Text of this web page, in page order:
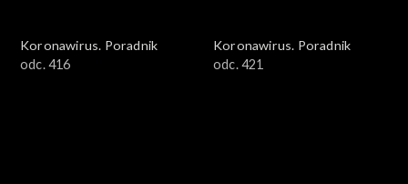
Koronawirus. Poradnik
odc. 416
Koronawirus. Poradnik
odc. 421